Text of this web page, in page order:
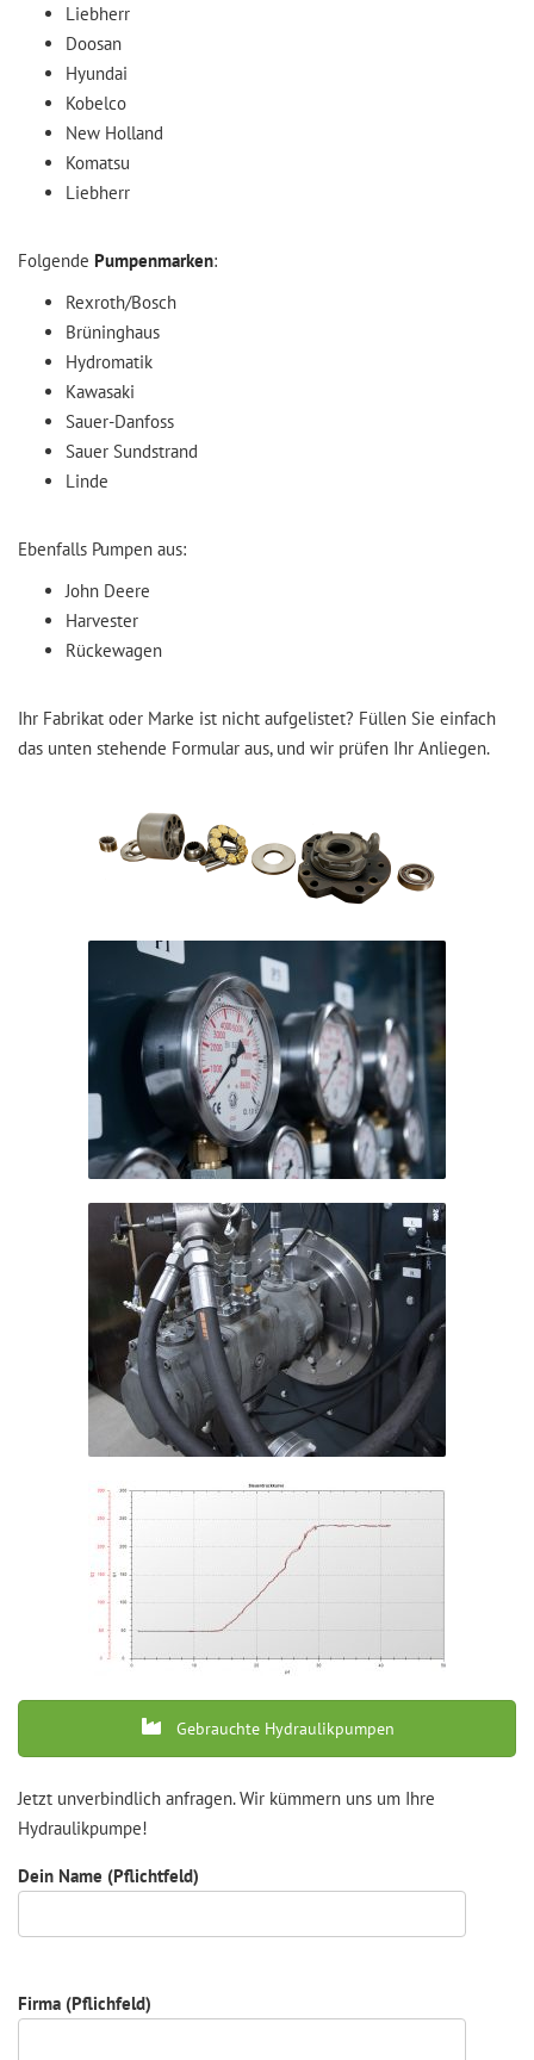
Liebherr
Doosan
Hyundai
Kobelco
New Holland
Komatsu
Liebherr
Folgende Pumpenmarken:
Rexroth/Bosch
Brüninghaus
Hydromatik
Kawasaki
Sauer-Danfoss
Sauer Sundstrand
Linde
Ebenfalls Pumpen aus:
John Deere
Harvester
Rückewagen
Ihr Fabrikat oder Marke ist nicht aufgelistet? Füllen Sie einfach
das unten stehende Formular aus, und wir prüfen Ihr Anliegen.
Gebrauchte Hydraulikpumpen
Jetzt unverbindlich anfragen. Wir kümmern uns um Ihre
Hydraulikpumpe!
Dein Name (Pflichtfeld)
Firma (Pflichfeld)